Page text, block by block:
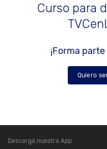
Curso para
¡Forma
Quiero
Descarga nuestra App